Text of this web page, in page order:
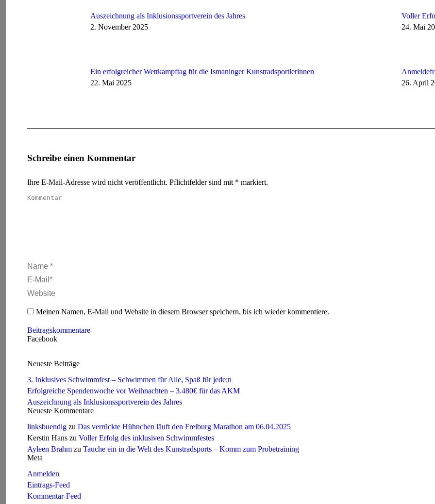
Auszeichnung als Inklusionssportverein des Jahres
2. November 2025
Voller
24. Mai
Ein erfolgreicher Wettkampftag für die Ismaninger Kunstradsportlerinnen
22. Mai 2025
26. April
Schreibe einen Kommentar
Ihre E-Mail-Adresse wird nicht veröffentlicht. Pflichtfelder sind mit * markiert.
Kommentar
Name *
E-Mail *
Website
Meinen Namen, E-Mail und Website in diesem Browser speichern, bis ich wieder kommentiere.
Beitragskommentare
Facebook
Neueste Beiträge
3. Inklusives Schwimmfest – Schwimmen für Alle, Spaß für jede:n
Erfolgreiche Spendenwoche vor Weihnachten – 3.480€ für das AKM
Auszeichnung als Inklusionssportverein des Jahres
Neueste Kommentare
linksbuendig zu Das verrückte Hühnchen läuft den Freiburg Marathon am 06.04.2025
Kerstin Hans zu Voller Erfolg des inklusiven Schwimmfestes
Ayleen Brahm zu Tauche ein in die Welt des Kunstradsports – Komm zum Probetraining
Meta
Anmelden
Eintrags-Feed
Kommentar-Feed